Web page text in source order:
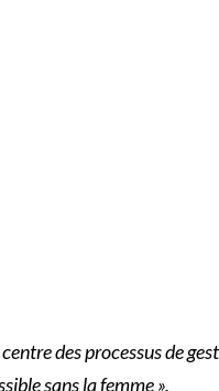
des processus de
sans la femme ».